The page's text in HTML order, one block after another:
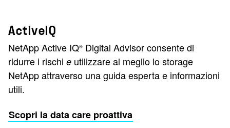
ActiveIQ
NetApp Active IQ® Digital Advisor consente di
ridurre i rischi e utilizzare al meglio lo storage
NetApp attraverso una guida esperta e informazioni
utili.
Scopri la data care proattiva